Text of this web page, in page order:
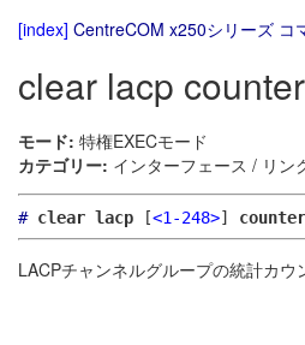
[index] CentreCOM x250シリーズ コ
clear lacp
モード: 特権EXECモード
カテゴリー: インターフェース / リン
# clear lacp [<1-248>]
LACPチャンネルグループの統計カウ